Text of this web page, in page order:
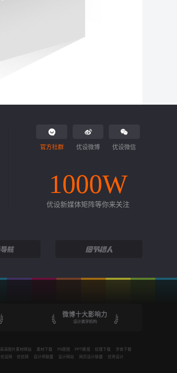
官方社群 优设微博 优设微信
1000W
优设新媒体矩阵等你来关注
微博十大影响力
设计美学机构
高清图片素材网站 素材下载 PS抠图 PPT模版 纹理下载
字体下载
优设网 优优网 设计师联盟 设计网站 网页设计联盟
优秀设计